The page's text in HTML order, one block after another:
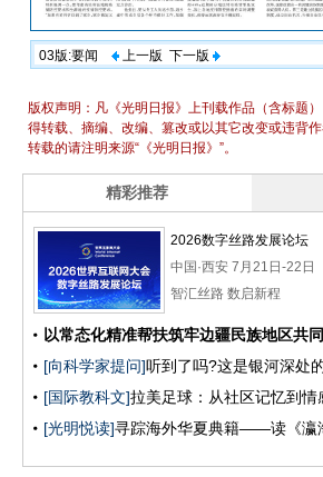
03版:要闻 上一版 下一版